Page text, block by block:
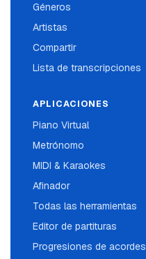
Géneros
Artistas
Compartir
Lista de transcripciones
APLICACIONES
Piano Virtual
Metrónomo
MIDI & Karaokes
Afinador
Todas las herramientas
Editor de partituras
Progresiones de acordes